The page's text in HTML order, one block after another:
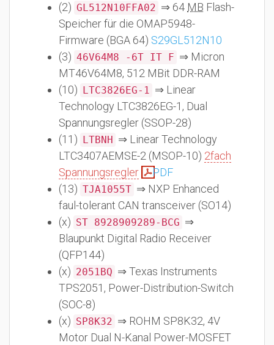
(2) GL512N10FFA02 ⇒ 64 MB Flash-
Speicher für die OMAP5948-
Firmware (BGA 64) S29GL512N10
(3) 46V64M8 -6T IT F ⇒ Micron
MT46V64M8, 512 MBit DDR-RAM
(10)
LTC3826EG-1 ⇒ Linear
Technology LTC3826EG-1, Dual
Spannungsregler (SSOP-28)
(11)
LTBNH
⇒ Linear Technology
LTC3407AEMSE-2 (MSOP-10) 2fach
Spannungsregler
PDF
(13) TJA1055T ⇒ NXP Enhanced
faul-tolerant CAN transceiver (SO14)
(x) ST 8928909289-BCG ⇒
Blaupunkt Digital Radio Receiver
(QFP144)
(x) 2051BQ ⇒ Texas Instruments
TPS2051, Power-Distribution-Switch
(SOC-8)
(x) SP8K32 ⇒ ROHM SP8K32, 4V
Motor Dual N-Kanal Power-MOSFET